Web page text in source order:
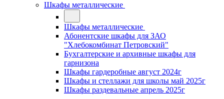
Шкафы металлические
Шкафы металлические
Абонентские шкафы для ЗАО
"Хлебокомбинат Петровский"
Бухгалтерские и архивные шкафы для
гарнизона
Шкафы гардеробные август 2024г
Шкафы и стеллажи для школы май 2025г
Шкафы раздевальные апрель 2025г